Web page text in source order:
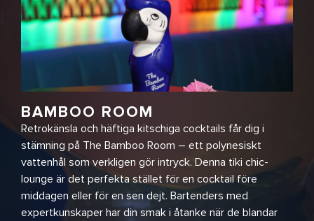
BAMBOO ROOM
Retrokänsla och häftiga kitschiga cocktails får dig i
stämning på The Bamboo Room – ett polynesiskt
vattenhål som verkligen gör intryck. Denna tiki chic-
lounge är det perfekta stället för en cocktail före
middagen eller för en sen dejt. Bartenders med
expertkunskaper har din smak i åtanke när de blandar